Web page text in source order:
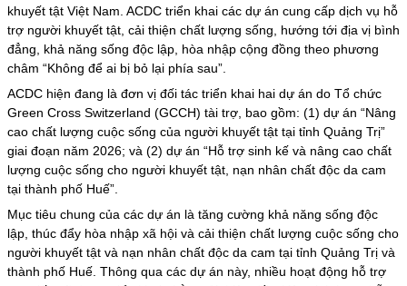
khuyết tật Việt Nam. ACDC triển khai các dự án cung cấp dịch vụ hỗ
trợ người khuyết tật, cải thiện chất lượng sống, hướng tới địa vị bình
đẳng, khả năng sống độc lập, hòa nhập cộng đồng theo phương
châm “Không để ai bị bỏ lại phía sau”.
ACDC hiện đang là đơn vị đối tác triển khai hai dự án do Tổ chức
Green Cross Switzerland (GCCH) tài trợ, bao gồm: (1) dự án “Nâng
cao chất lượng cuộc sống của người khuyết tật tại tỉnh Quảng Trị”
giai đoạn năm 2026; và (2) dự án “Hỗ trợ sinh kế và nâng cao chất
lượng cuộc sống cho người khuyết tật, nạn nhân chất độc da cam
tại thành phố Huế”.
Mục tiêu chung của các dự án là tăng cường khả năng sống độc
lập, thúc đẩy hòa nhập xã hội và cải thiện chất lượng cuộc sống cho
người khuyết tật và nạn nhân chất độc da cam tại tỉnh Quảng Trị và
thành phố Huế. Thông qua các dự án này, nhiều hoạt động hỗ trợ